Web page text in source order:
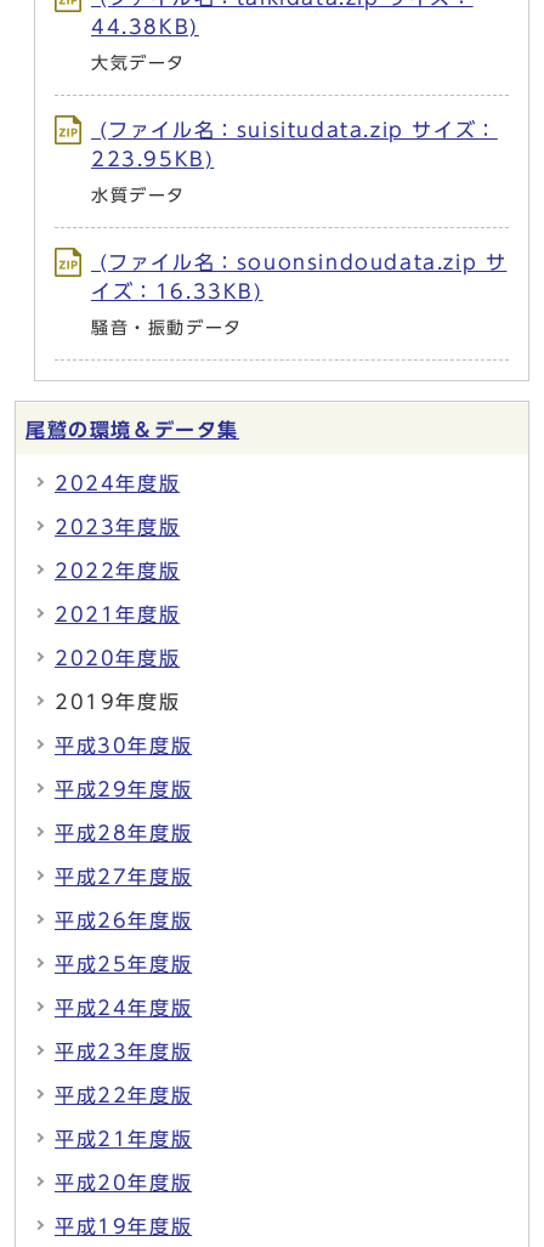
44.38KB)
大気データ
(ファイル名：suisitudata.zip サイズ：
223.95KB)
水質データ
(ファイル名：souonsindoudata.zip サ
イズ：16.33KB)
騒音・振動データ
尾鷲の環境＆データ集
2024年度版
2023年度版
2022年度版
2021年度版
2020年度版
2019年度版
平成30年度版
平成29年度版
平成28年度版
平成27年度版
平成26年度版
平成25年度版
平成24年度版
平成23年度版
平成22年度版
平成21年度版
平成20年度版
平成19年度版